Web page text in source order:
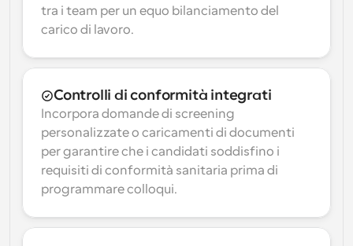
tra i team per un equo bilanciamento del
carico di lavoro.
Controlli di conformità integrati
Incorpora domande di screening
personalizzate o caricamenti di documenti
per garantire che i candidati soddisfino i
requisiti di conformità sanitaria prima di
programmare colloqui.